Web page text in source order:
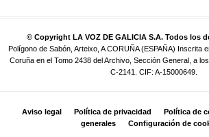
© Copyright LA VOZ DE GALICIA S.A. Todos los
Polígono de Sabón, Arteixo, A CORUÑA (ESPAÑA) Inscrita
Coruña en el Tomo 2438 del Archivo, Sección General, a
C-2141. CIF: A-15000649.
Aviso legal Política de privacidad Política de
generales
Configuración de